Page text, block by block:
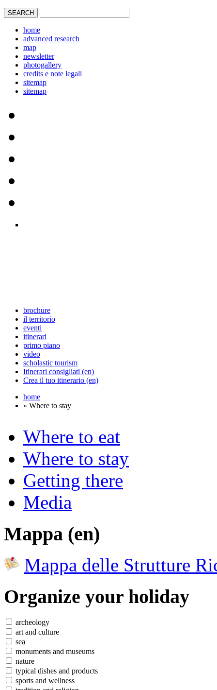
home
advanced research
map
newsletter
photogallery
credits e note legali
sitemap
sitemap
brochure
il territorio
eventi
itinerari
primo piano
video
scholastic tourism
Itinerari consigliati (en)
Crea il tuo itinerario (en)
home
» Where to stay
Where to eat
Where to stay
Getting there
Media
Mappa (en)
Mappa delle Strutture
Organize your holiday
archeology
art and culture
sea
monuments and museums
nature
typical dishes and products
sports and wellness